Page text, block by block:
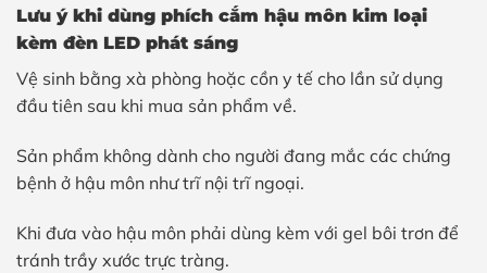
Lưu ý khi dùng phích cắm hậu môn kim loại
kèm đèn LED phát sáng
Vệ sinh bằng xà phòng hoặc cồn y tế cho lần sử dụng
đầu tiên sau khi mua sản phẩm về.
Sản phẩm không dành cho người đang mắc các chứng
bệnh ở hậu môn như trĩ nội trĩ ngoại.
Khi đưa vào hậu môn phải dùng kèm với gel bôi trơn để
tránh trầy xước trực tràng.